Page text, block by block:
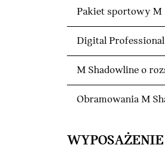
Pakiet sportowy M
Digital
M Shadowline o
Obramowania M